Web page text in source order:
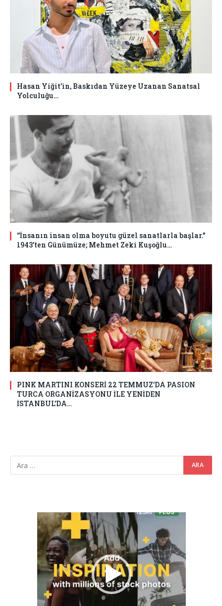
Hasan Yiğit’in, Baskıdan Yüzeye Uzanan Sanatsal
Yolculuğu…
‘’İnsanın insan olma boyutu güzel sanatlarla başlar.’’
1943’ten Günümüze; Mehmet Zeki Kuşoğlu…
PINK MARTINI KONSERİ 22 TEMMUZ’DA PASION
TURCA ORGANİZASYONU İLE YENİDEN
İSTANBUL’DA…
Video
oynatıcı